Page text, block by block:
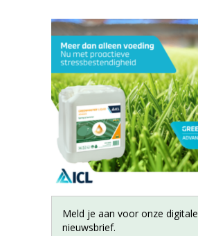
Meld je aan voor onze digitale
nieuwsbrief.